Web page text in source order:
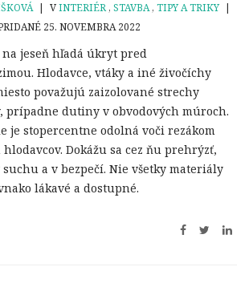
| VINTERIÉR, STAVBA, TIPY A TRIKY |
25. NOVEMBRA 2022
jeseň hľadá úkryt pred
Hlodavce, vtáky a iné živočíchy
považujú zaizolované strechy
prípadne dutiny v obvodových múroch.
je stopercentne odolná voči rezákom
Dokážu sa cez ňu prehrýzť,
a v bezpečí. Nie všetky materiály
lákavé a dostupné.